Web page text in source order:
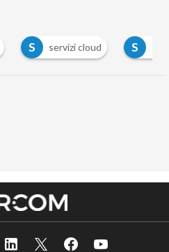
servizi cloud spc